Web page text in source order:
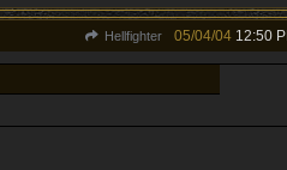
Hellfighter 05/04/04 12:50